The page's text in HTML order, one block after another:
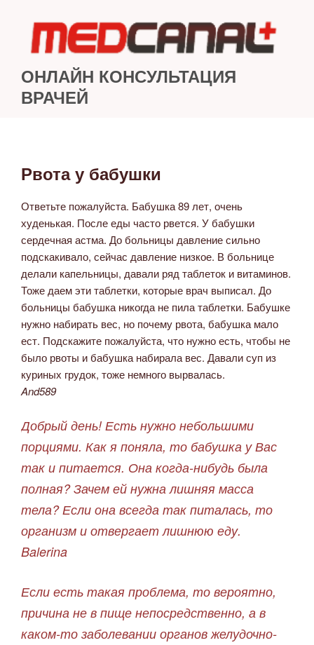
содержимому
ОНЛАЙН КОНСУЛЬТАЦИЯ
ВРАЧЕЙ
ОПУБЛИКОВАНО
Рвота у бабушки
Ответьте пожалуйста. Бабушка 89 лет, очень
худенькая. После еды часто рвется. У бабушки
сердечная астма. До больницы давление сильно
подскакивало, сейчас давление низкое. В больнице
делали капельницы, давали ряд таблеток и витаминов.
Тоже даем эти таблетки, которые врач выписал. До
больницы бабушка никогда не пила таблетки. Бабушке
нужно набирать вес, но почему рвота, бабушка мало
ест. Подскажите пожалуйста, что нужно есть, чтобы не
было рвоты и бабушка набирала вес. Давали суп из
куриных грудок, тоже немного вырвалась.
And589
Добрый день! Есть нужно небольшими
порциями. Как я поняла, то бабушка у Вас
так и питается. Она когда-нибудь была
полная? Зачем ей нужна лишняя масса
тела? Если она всегда так питалась, то
организм и отвергает лишнюю еду.
Balerina
Если есть такая проблема, то вероятно,
причина не в пище непосредственно, а в
каком-то заболевании органов желудочно-